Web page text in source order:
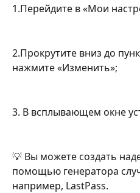
1.Перейдите в «Мои
2.Прокрутите вниз до
нажмите «Изменить»;
3. В всплывающем окне
💡 Вы можете создать
помощью генератора
например, LastPass.